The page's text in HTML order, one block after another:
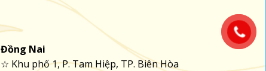
Đồng Nai
☆ Khu phố 1, P. Tam Hiệp, TP. Biên Hòa